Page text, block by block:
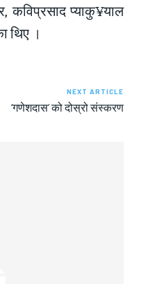
कविप्रसाद प्याकु¥याल
थिए ।
NEXT ARTICLE
‘गणेशदास’ को दोस्रो संस्करण